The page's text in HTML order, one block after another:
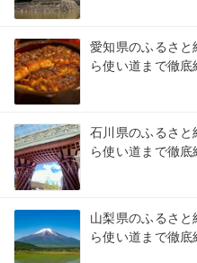
愛知県のふるさ
ら使い道まで徹底
石川県のふるさ
ら使い道まで徹底
山梨県のふるさ
ら使い道まで徹底